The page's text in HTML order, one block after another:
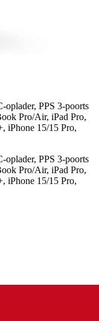
PPS 3-poorts
Pro/Air, iPad Pro,
iPhone 15/15 Pro,
PPS 3-poorts
Pro/Air, iPad Pro,
iPhone 15/15 Pro,